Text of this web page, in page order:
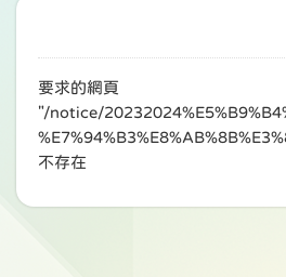
要求的網頁
"/notice/
不存在